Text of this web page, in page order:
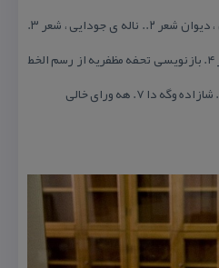
آثار استاد هیمن : ۱. تاریك و روون ، دیوان شعر ۲.. ناله ی جودایی ، شعر ۳.
پاشه روك ، مجموعه مقالات و اشعار ۴. بازنویسی تحفه مظفریه از رسم الخط